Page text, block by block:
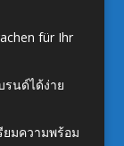
für Ihr
รนด์ได้ง่าย
ยมความพร้อม